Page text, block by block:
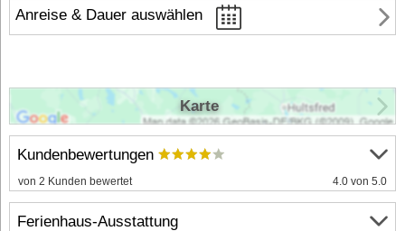
Anreise & Dauer auswählen
Kundenbewertungen
von 2 Kunden bewertet 4.0 von 5.0
Ferienhaus-Ausstattung
Karte